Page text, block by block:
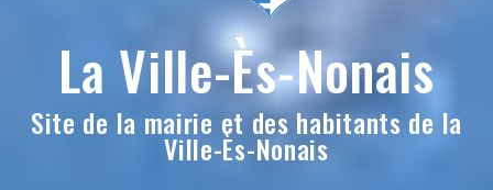
La Ville-Ès-Nonais
Site de la mairie et des habitants de la
Ville-Ès-Nonais